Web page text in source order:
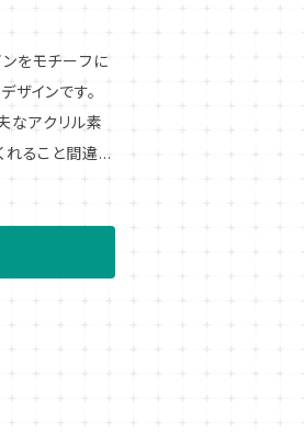
をモチーフに
ザインです。
なアクリル素
ること間違い